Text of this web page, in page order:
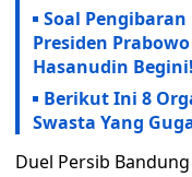
Soal Pengibaran
Presiden
Hasanudin Begini!
Berikut Ini 8
Swasta Yang
Duel Persib